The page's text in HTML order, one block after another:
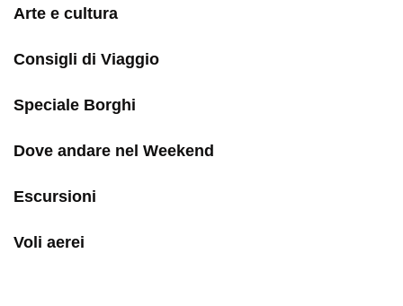
Arte e cultura
Consigli di Viaggio
Speciale Borghi
Dove andare nel Weekend
Escursioni
Voli aerei